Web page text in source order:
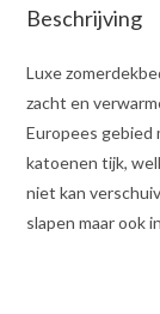
Beschrijving
Luxe
zacht en
Europees gebied
katoenen tijk,
niet kan
slapen maar ook